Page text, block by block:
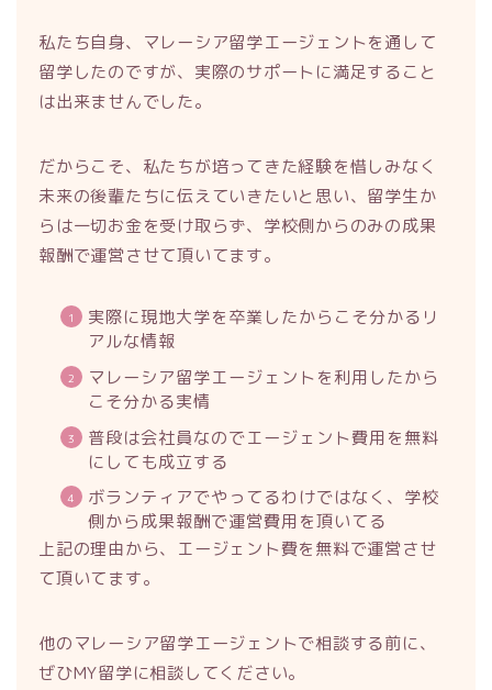
私たち自身、マレーシア留学エージェントを通して
留学したのですが、実際のサポートに満足すること
は出来ませんでした。
だからこそ、私たちが培ってきた経験を惜しみなく
未来の後輩たちに伝えていきたいと思い、留学生か
らは一切お金を受け取らず、学校側からのみの成果
報酬で運営させて頂いてます。
実際に現地大学を卒業したからこそ分かるリ
アルな情報
マレーシア留学エージェントを利用したから
こそ分かる実情
普段は会社員なのでエージェント費用を無料
にしても成立する
ボランティアでやってるわけではなく、学校
側から成果報酬で運営費用を頂いてる
上記の理由から、エージェント費を無料で運営させ
て頂いてます。
他のマレーシア留学エージェントで相談する前に、
ぜひMY留学に相談してください。